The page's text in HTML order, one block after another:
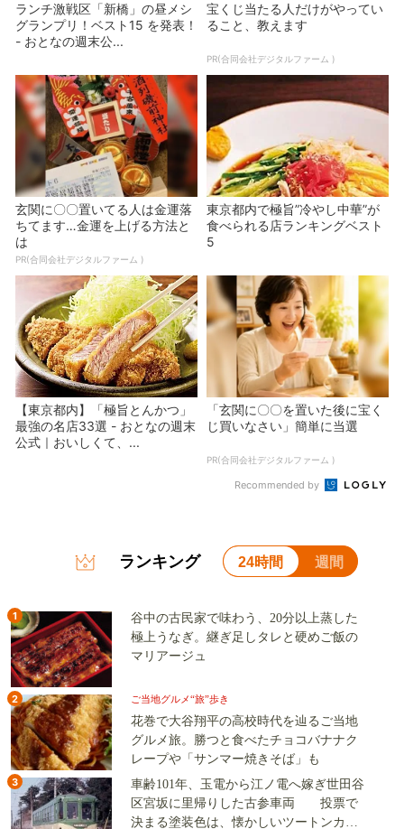
ランチ激戦区「新橋」の昼メシ
グランプリ！ベスト15 を発表！
- おとなの週末公...
宝くじ当たる人だけがやってい
ること、教えます
PR(合同会社デジタルファーム )
玄関に〇〇置いてる人は金運落
ちてます…金運を上げる方法と
は
PR(合同会社デジタルファーム )
東京都内で極旨”冷やし中華”が
食べられる店ランキングベスト
5
【東京都内】「極旨とんかつ」
最強の名店33選 - おとなの週末
公式｜おいしくて、...
「玄関に〇〇を置いた後に宝く
じ買いなさい」簡単に当選
PR(合同会社デジタルファーム )
Recommended by
ランキング 24時間 週間
1
谷中の古民家で味わう、20分以上蒸した
極上うなぎ。継ぎ足しタレと硬めご飯の
マリアージュ
2 ご当地グルメ“旅”歩き
花巻で大谷翔平の高校時代を辿るご当地
グルメ旅。勝つと食べたチョコバナナク
レープや「サンマー焼きそば」も
3
車齢101年、玉電から江ノ電へ嫁ぎ世田谷
区宮坂に里帰りした古参車両 投票で
決まる塗装色は、懐かしいツートンカラ